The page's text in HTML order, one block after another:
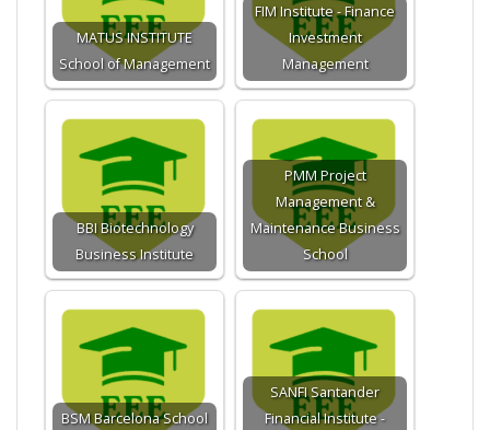
MATUS INSTITUTE
School of Management
FIM Institute - Finance
Investment
Management
BBI Biotechnology
Business Institute
PMM Project
Management &
Maintenance Business
School
BSM Barcelona School
SANFI Santander
Financial Institute -